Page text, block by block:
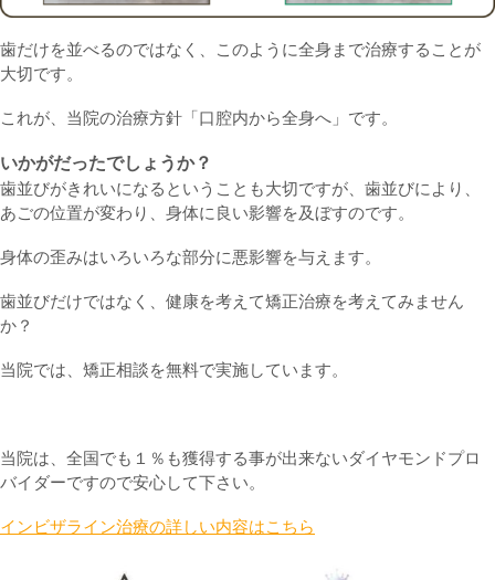
歯だけを並べるのではなく、このように全身まで治療することが
大切です。
これが、当院の治療方針「口腔内から全身へ」です。
いかがだったでしょうか？
歯並びがきれいになるということも大切ですが、歯並びにより、
あごの位置が変わり、身体に良い影響を及ぼすのです。
身体の歪みはいろいろな部分に悪影響を与えます。
歯並びだけではなく、健康を考えて矯正治療を考えてみません
か？
当院では、矯正相談を無料で実施しています。
当院は、全国でも１％も獲得する事が出来ないダイヤモンドプロ
バイダーですので安心して下さい。
インビザライン治療の詳しい内容はこちら